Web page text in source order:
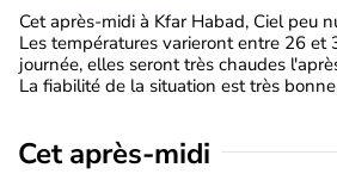
Cet après-midi à Kfar Habad, Ciel peu
Les températures varieront entre 26 et
journée, elles seront très chaudes
La fiabilité de la situation est très
Cet après-midi